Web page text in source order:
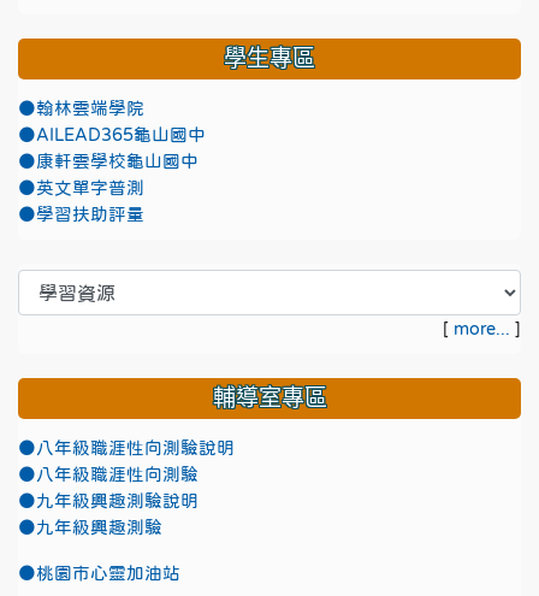
學生專區
●翰林雲端學院
●AILEAD365龜山國中
●康軒雲學校龜山國中
●英文單字普測
●學習扶助評量
[ more... ]
輔導室專區
●八年級職涯性向測驗說明
●八年級職涯性向測驗
●九年級興趣測驗說明
●九年級興趣測驗
●桃園市心靈加油站